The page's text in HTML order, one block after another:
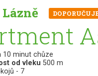
10 minut chůze
od vleku 500 m
- 7